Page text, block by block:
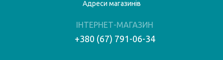
Адреси магазинів
ІНТЕРНЕТ-МАГАЗИН
+380 (67) 791-06-34